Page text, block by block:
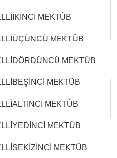
MEKTÛB
MEKTÛB
MEKTÛB
MEKTÛB
MEKTÛB
MEKTÛB
MEKTÛB